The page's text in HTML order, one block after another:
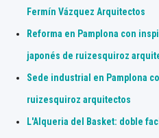
Fermín Vázquez Arquitectos
Reforma en Pamplona con
japonés de ruizesquiroz
Sede industrial en Pamplona
ruizesquiroz arquitectos
L'Alqueria del Basket: doble